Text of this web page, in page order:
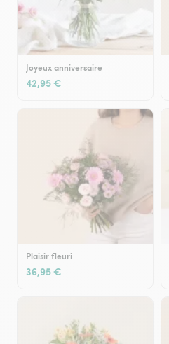
Joyeux anniversaire
42,95 €
Plaisir fleuri
36,95 €